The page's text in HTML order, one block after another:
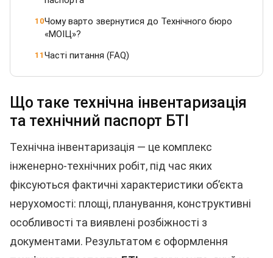
Що таке технічна інвентаризація
та технічний паспорт БТІ
Технічна інвентаризація — це комплекс
інженерно-технічних робіт, під час яких
фіксуються фактичні характеристики об’єкта
нерухомості: площі, планування, конструктивні
особливості та виявлені розбіжності з
документами. Результатом є оформлення
10Чому варто звернутися до Технічного бюро
«МОІЦ»?
11 Часті питання (FAQ)